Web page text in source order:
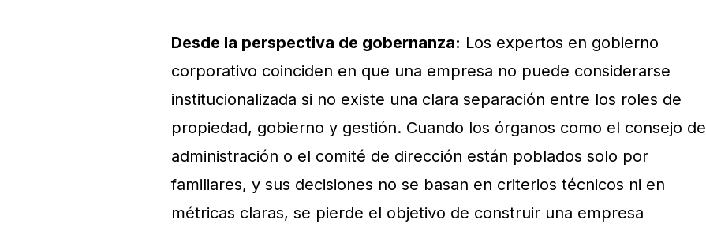
Desde la perspectiva de gobernanza: Los expertos en gobierno
corporativo coinciden en que una empresa no puede considerarse
institucionalizada si no existe una clara separación entre los roles de
propiedad, gobierno y gestión. Cuando los órganos como el consejo de
administración o el comité de dirección están poblados solo por
familiares, y sus decisiones no se basan en criterios técnicos ni en
métricas claras, se pierde el objetivo de construir una empresa